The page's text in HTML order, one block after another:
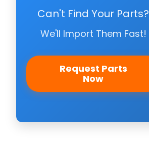
Can't Find Your Parts?
We'll Import Them Fast!
Request Parts
Now